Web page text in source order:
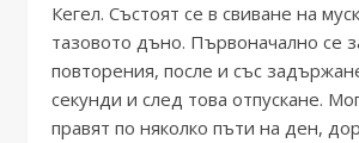
Кегел. Състоят се в свиване на
тазовото дъно. Първоначално се
повторения, после и със
секунди и след това отпускане.
правят по няколко пъти на ден,